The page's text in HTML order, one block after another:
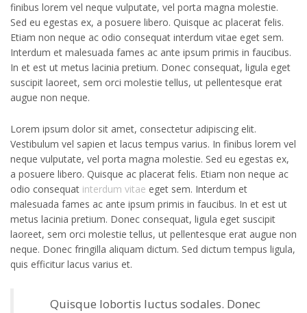
finibus lorem vel neque vulputate, vel porta magna molestie.
Sed eu egestas ex, a posuere libero. Quisque ac placerat felis.
Etiam non neque ac odio consequat interdum vitae eget sem.
Interdum et malesuada fames ac ante ipsum primis in faucibus.
In et est ut metus lacinia pretium. Donec consequat, ligula eget
suscipit laoreet, sem orci molestie tellus, ut pellentesque erat
augue non neque.
Lorem ipsum dolor sit amet, consectetur adipiscing elit.
Vestibulum vel sapien et lacus tempus varius. In finibus lorem vel
neque vulputate, vel porta magna molestie. Sed eu egestas ex,
a posuere libero. Quisque ac placerat felis. Etiam non neque ac
odio consequat interdum vitae eget sem. Interdum et
malesuada fames ac ante ipsum primis in faucibus. In et est ut
metus lacinia pretium. Donec consequat, ligula eget suscipit
laoreet, sem orci molestie tellus, ut pellentesque erat augue non
neque. Donec fringilla aliquam dictum. Sed dictum tempus ligula,
quis efficitur lacus varius et.
Quisque lobortis luctus sodales. Donec